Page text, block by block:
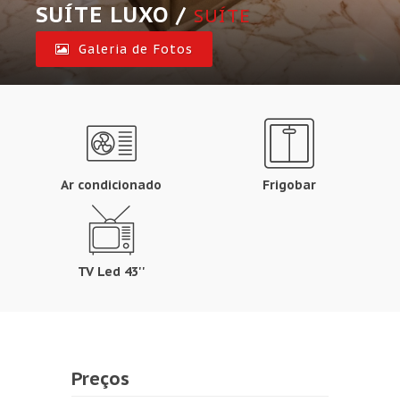
SUÍTE LUXO /SUÍTE
Galeria de Fotos
Ar condicionado Frigobar
TV Led 43''
Preços